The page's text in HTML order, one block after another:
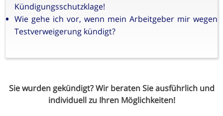
Kündigungsschutzklage!
Wie gehe ich vor, wenn mein Arbeitgeber mir wegen
Testverweigerung kündigt?
Sie wurden gekündigt? Wir beraten Sie ausführlich und
individuell zu Ihren Möglichkeiten!